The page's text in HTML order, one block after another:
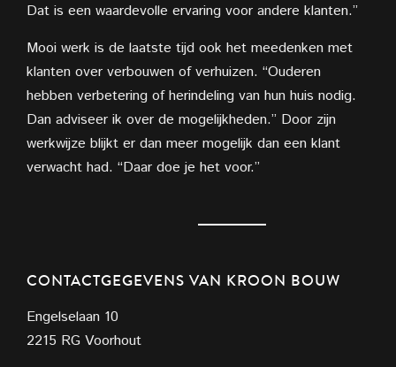
Dat is een waardevolle ervaring voor andere klanten.”
Mooi werk is de laatste tijd ook het meedenken met
klanten over verbouwen of verhuizen. “Ouderen
hebben verbetering of herindeling van hun huis nodig.
Dan adviseer ik over de mogelijkheden.” Door zijn
werkwijze blijkt er dan meer mogelijk dan een klant
verwacht had. “Daar doe je het voor.”
CONTACTGEGEVENS VAN KROON BOUW
Engelselaan 10
2215 RG Voorhout